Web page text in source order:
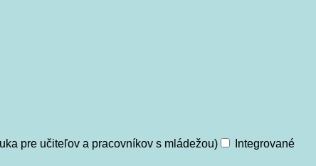
pre učiteľov a pracovníkov s mládežou)
Integrované